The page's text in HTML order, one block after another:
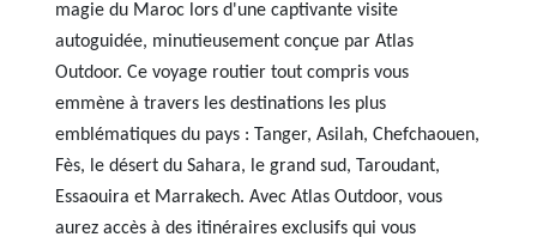
magie du Maroc lors d'une captivante visite
autoguidée, minutieusement conçue par Atlas
Outdoor. Ce voyage routier tout compris vous
emmène à travers les destinations les plus
emblématiques du pays : Tanger, Asilah, Chefchaouen,
Fès, le désert du Sahara, le grand sud, Taroudant,
Essaouira et Marrakech. Avec Atlas Outdoor, vous
aurez accès à des itinéraires exclusifs qui vous